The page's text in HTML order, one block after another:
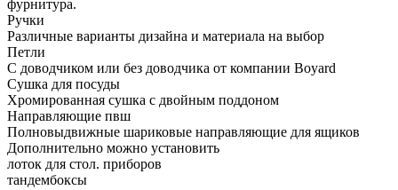
фурнитура.
Ручки
Различные варианты дизайна и материала на выбор
Петли
С доводчиком или без доводчика от компании Boyard
Сушка для посуды
Хромированная сушка с двойным поддоном
Направляющие пвш
Полновыдвижные шариковые направляющие для ящиков
Дополнительно можно установить
лоток для стол. приборов
тандембоксы